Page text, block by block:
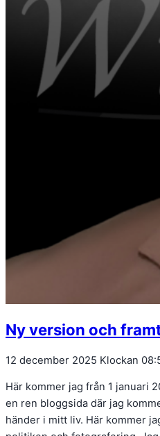
Ny version och
12 december 2025 Klockan
Här kommer jag från 1 januari
en ren bloggsida där jag
händer i mitt liv. Här kommer